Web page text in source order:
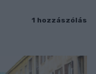
1 hozzászólás